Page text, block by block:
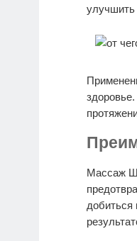
улучшить
Массаж
добиться